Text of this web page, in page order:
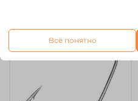
Ожидается
Всё понятно